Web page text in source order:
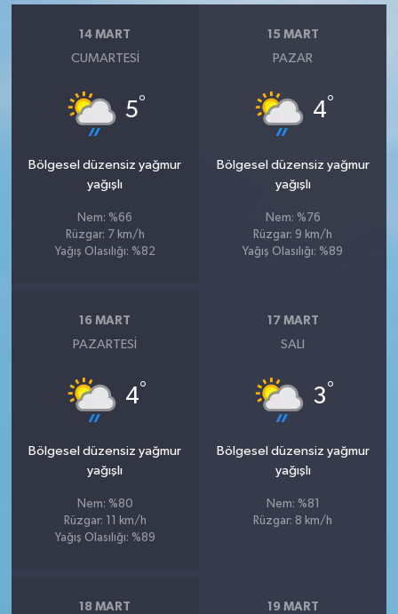
14 MART
CUMARTESI
5°
Bölgesel düzensiz yağmur
yağışlı
Nem: %66
Rüzgar: 7 km/h
Yağış Olasılığı: %82
15 MART
PAZAR
4°
Bölgesel düzensiz yağmur
yağışlı
Nem: %76
Rüzgar: 9 km/h
Yağış Olasılığı: %89
16 MART
PAZARTESI
4°
Bölgesel düzensiz yağmur
yağışlı
Nem: %80
Rüzgar: 11 km/h
Yağış Olasılığı: %89
17 MART
SALI
3°
Bölgesel düzensiz yağmur
yağışlı
Nem: %81
Rüzgar: 8 km/h
18 MART 19 MART